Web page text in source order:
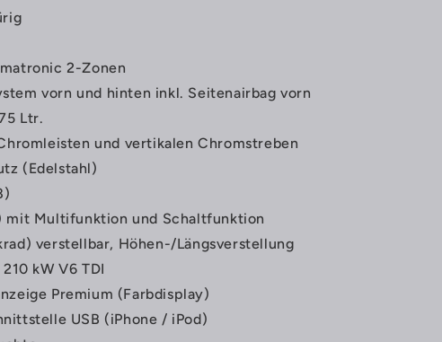
2-Zonen
vorn und hinten inkl. Seitenairbag vorn
Ltr.
und vertikalen Chromstreben
(Edelstahl)
mit Multifunktion und Schaltfunktion
verstellbar, Höhen-/Längsverstellung
kW V6 TDI
Premium (Farbdisplay)
USB (iPhone / iPod)